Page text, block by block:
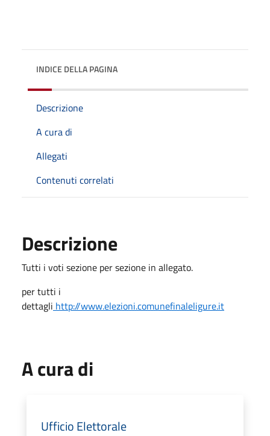
INDICE DELLA PAGINA
Descrizione
A cura di
Allegati
Contenuti correlati
Descrizione
Tutti i voti sezione per sezione in allegato.
per tutti i
dettagli http://www.elezioni.comunefinaleligure.it
A cura di
Ufficio Elettorale